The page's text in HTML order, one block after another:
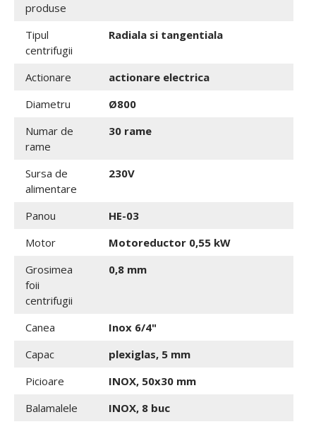
produse
Tipul
centrifugii
Radiala si tangentiala
Actionare
actionare electrica
Diametru
Ø800
Numar de
rame
30 rame
Sursa de
alimentare
230V
Panou
HE-03
Motor
Motoreductor 0,55 kW
Grosimea
foii
centrifugii
0,8 mm
Canea
Inox 6/4"
Capac
plexiglas, 5 mm
Picioare
INOX, 50x30 mm
Balamalele
INOX, 8 buc